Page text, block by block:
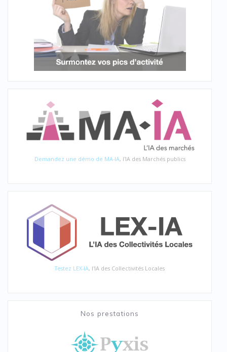
Demandez une démo de MA-IA, l'IA des Marchés publics
Testez LEX-IA, l'IA des Collectivités Locales
Nos prestations